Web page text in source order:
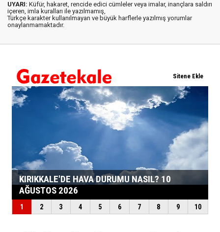
UYARI: Küfür, hakaret, rencide edici cümleler veya imalar, inançlara saldırı
içeren, imla kuralları ile yazılmamış,
Türkçe karakter kullanılmayan ve büyük harflerle yazılmış yorumlar
onaylanmamaktadır.